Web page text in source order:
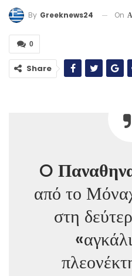
By Greeknews24 On
0
Share
O
από το
στη